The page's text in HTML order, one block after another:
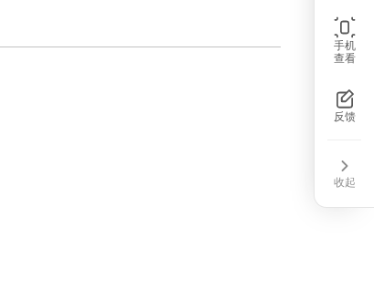
手机
查看
反馈
收起